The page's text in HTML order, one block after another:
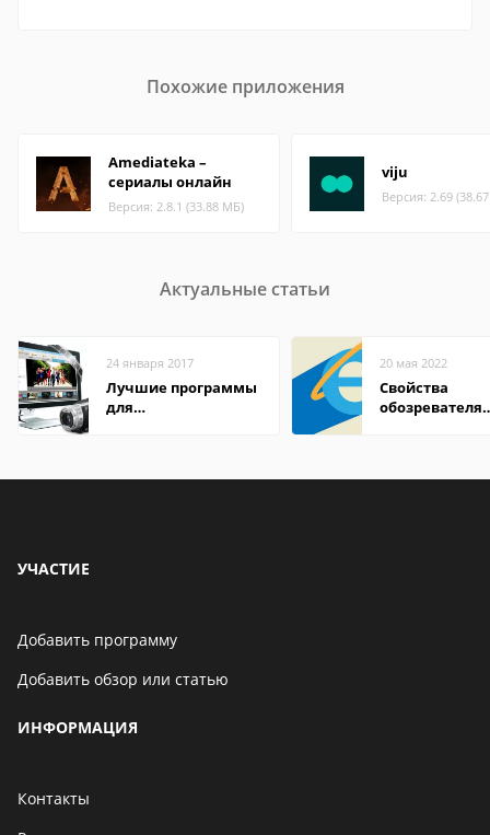
Похожие приложения
Amediateka –
сериалы онлайн
Версия: 2.8.1 (33.88 МБ)
viju
Версия: 2.69
Актуальные статьи
24 января 2017
Лучшие программы
для
20 мая 2022
Свойства
обозревателя
УЧАСТИЕ
Добавить программу
Добавить обзор или статью
ИНФОРМАЦИЯ
Контакты